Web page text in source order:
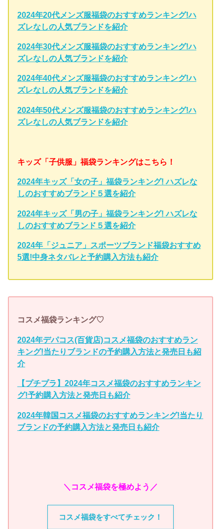
2024年20代メンズ服福袋のおすすめランキング!ハ
ズレなしの人気ブランドを紹介
2024年30代メンズ服福袋のおすすめランキング!ハ
ズレなしの人気ブランドを紹介
2024年40代メンズ服福袋のおすすめランキング!ハ
ズレなしの人気ブランドを紹介
2024年50代メンズ服福袋のおすすめランキング!ハ
ズレなしの人気ブランドを紹介
キッズ「子供服」福袋ランキングはこちら！
2024年キッズ「女の子」福袋ランキング! ハズレな
しのおすすめブランド５選を紹介
2024年キッズ「男の子」福袋ランキング! ハズレな
しのおすすめブランド５選を紹介
2024年「ジュニア」スポーツブランド福袋おすすめ
5選!中身ネタバレと予約購入方法も紹介
コスメ福袋ランキング♡
2024年デパコス(百貨店)コスメ福袋のおすすめラン
キング!当たりブランドの予約購入方法と発売日も紹
介
【プチプラ】2024年コスメ福袋のおすすめランキン
グ!予約購入方法と発売日も紹介
2024年韓国コスメ福袋のおすすめランキング!当たり
ブランドの予約購入方法と発売日も紹介
＼コスメ福袋を極めよう／
コスメ福袋をすべてチェック！